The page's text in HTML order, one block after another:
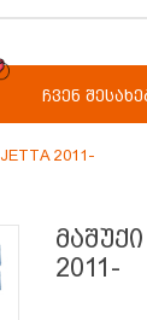
ᲩᲕᲔᲜ
2011-
2011-